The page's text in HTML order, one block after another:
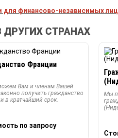
для финансово-независимых лиц
СТРАНАХ
Франции
Вам и членам Вашей
получить гражданство
в кратчайший срок.
по запросу
Мы